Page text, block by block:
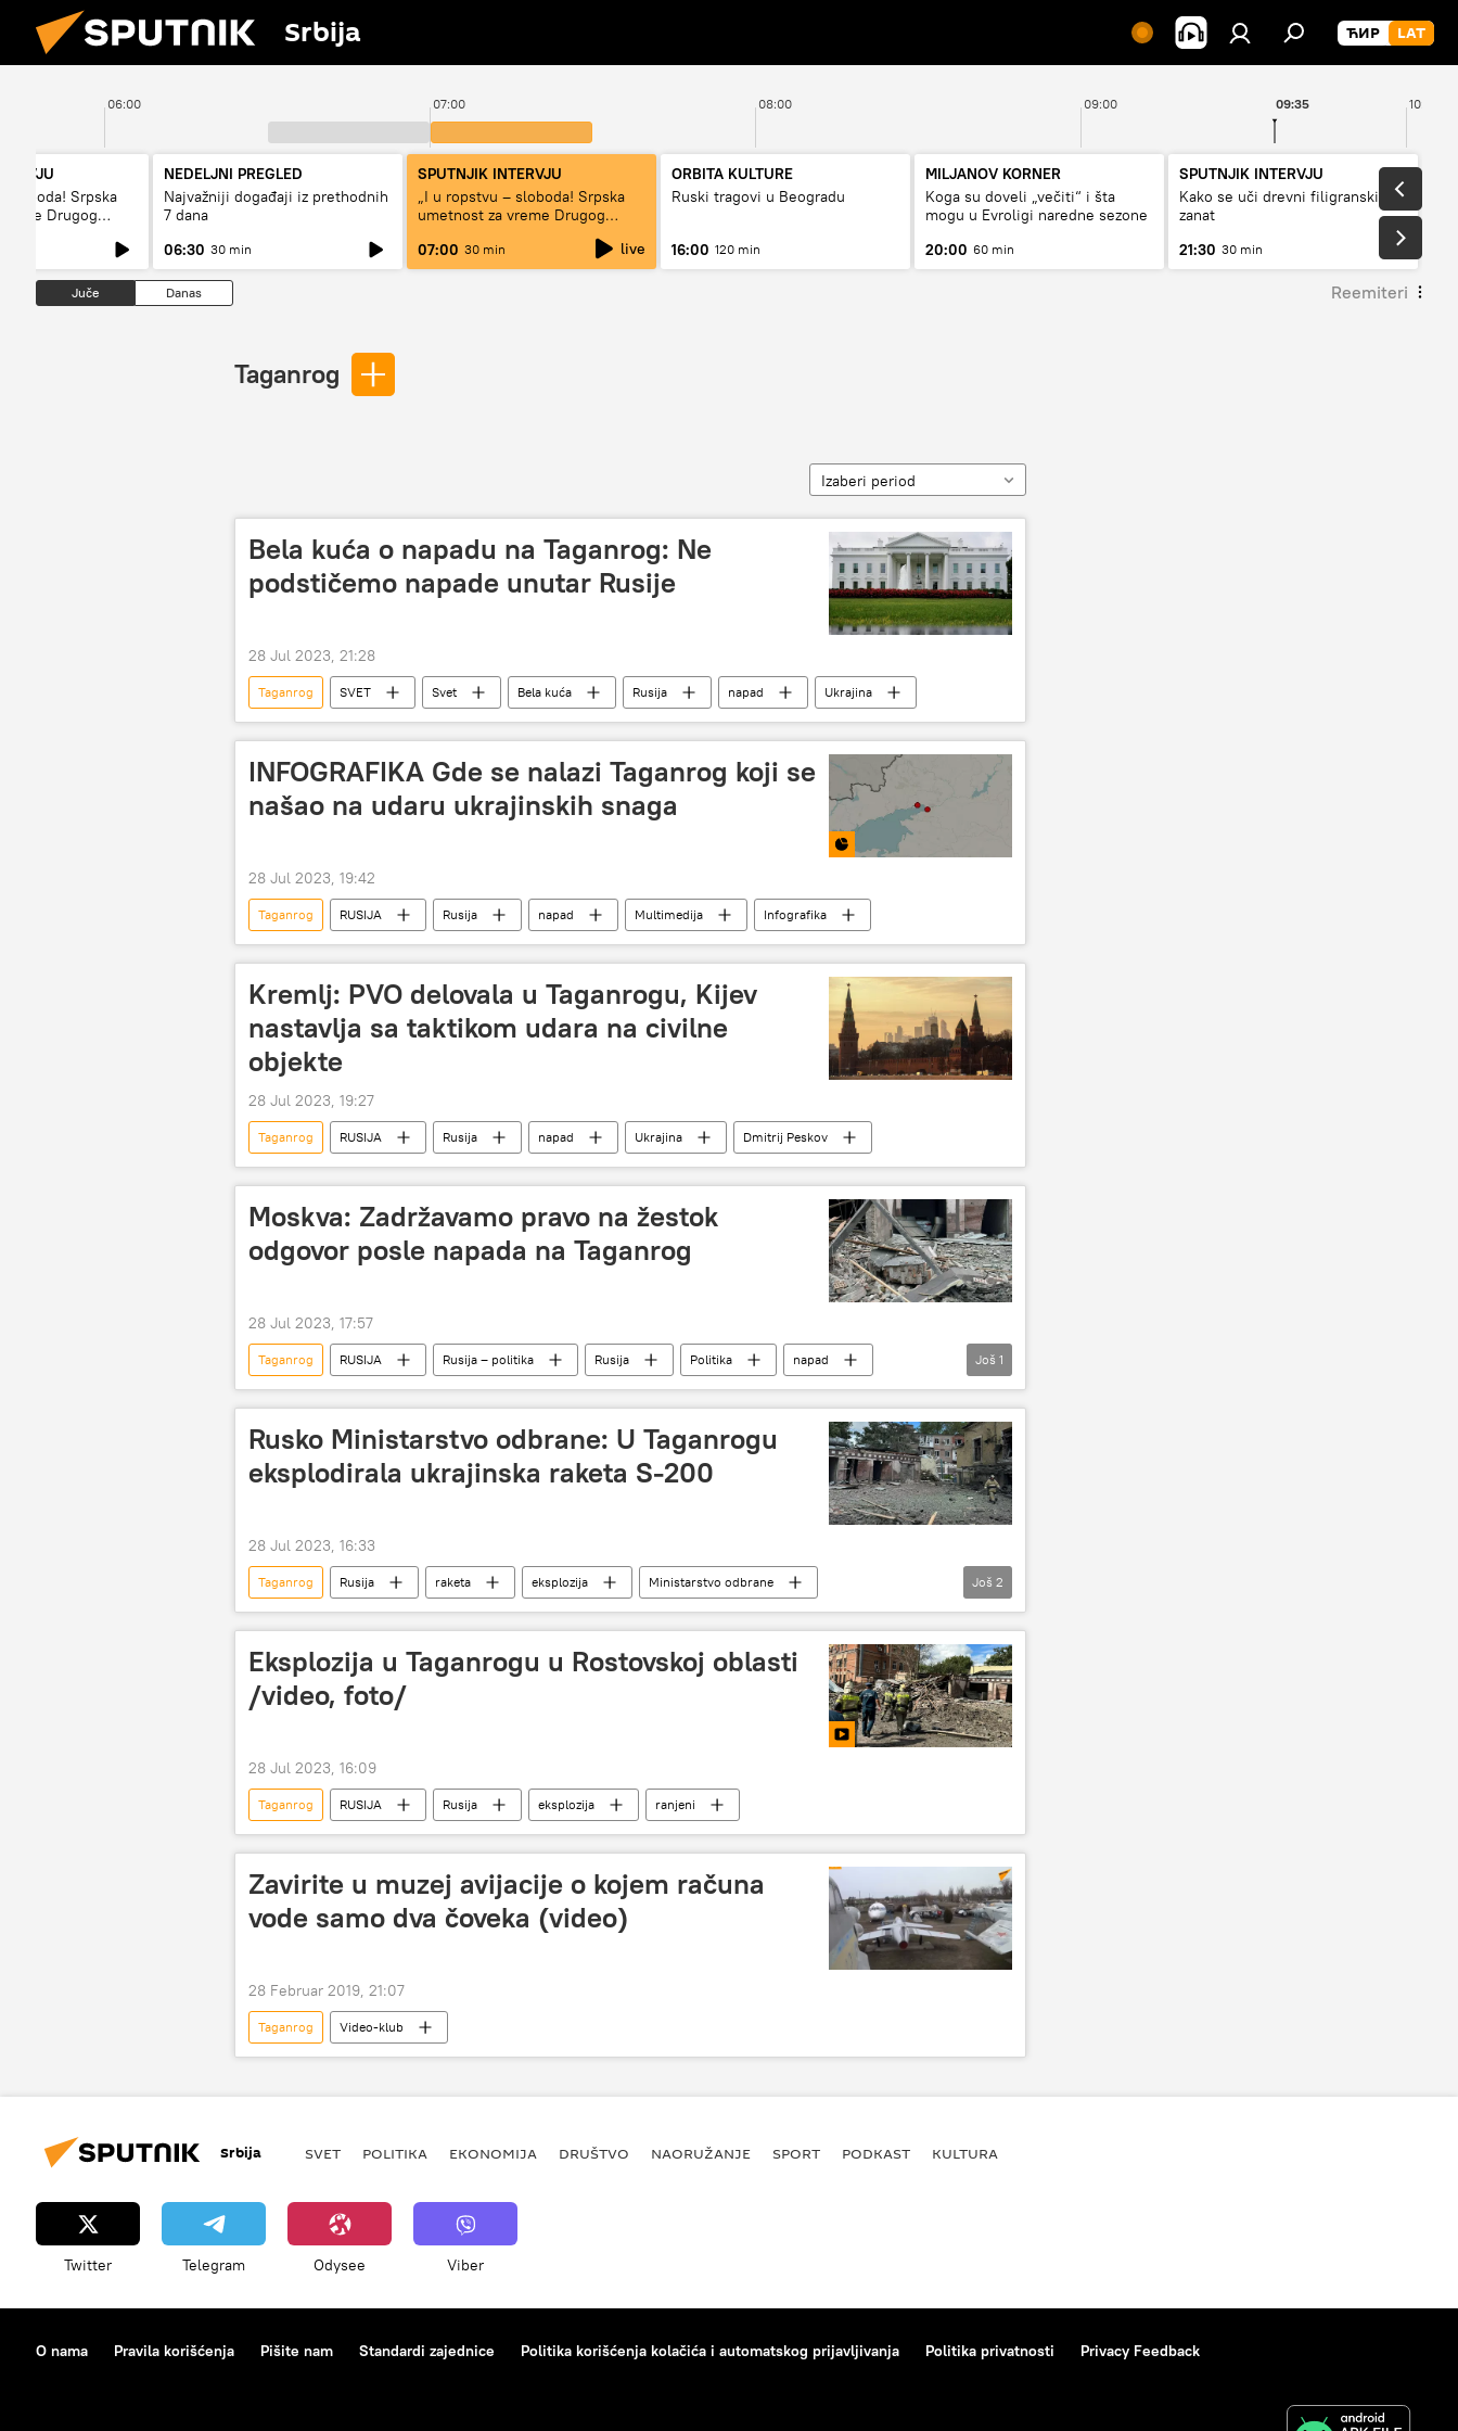
Srbija
06:00 07:00 08:00 09:00 10:00
09:35
sloboda! Srpska
Drugog
NEDELJNI PREGLED
Najvažniji događaji iz prethodnih
7 dana
06:30 30 min
SPUTNJIK INTERVJU
„I u ropstvu – sloboda! Srpska
umetnost za vreme Drugog
07:00 30 min live
ORBITA KULTURE
Ruski tragovi u Beogradu
16:00 120 min
MILJANOV KORNER
Koga su doveli „večiti“ i šta
mogu u Evroligi naredne sezone
20:00 60 min
SPUTNJIK INTERVJU
Kako se uči drevni filigranski
zanat
21:30 30 min
Juče Danas Reemiteri
Taganrog
Izaberi period
Bela kuća o napadu na Taganrog: Ne
podstičemo napade unutar Rusije
28 Jul 2023, 21:28
Taganrog SVET Svet Bela kuća Rusija napad Ukrajina
INFOGRAFIKA Gde se nalazi Taganrog koji se
našao na udaru ukrajinskih snaga
28 Jul 2023, 19:42
Taganrog RUSIJA Rusija napad Multimedija Infografika
Kremlj: PVO delovala u Taganrogu, Kijev
nastavlja sa taktikom udara na civilne
objekte
28 Jul 2023, 19:27
Taganrog RUSIJA Rusija napad Ukrajina Dmitrij Peskov
Moskva: Zadržavamo pravo na žestok
odgovor posle napada na Taganrog
28 Jul 2023, 17:57
Taganrog RUSIJA Rusija – politika Rusija Politika
napad
odgovor
Još 1
Rusko Ministarstvo odbrane: U Taganrogu
eksplodirala ukrajinska raketa S-200
28 Jul 2023, 16:33
Taganrog Rusija raketa eksplozija
Ministarstvo odbrane
Specijalna operacija u Ukrajini
Specijalna vojna operacija u Ukrajini – vesti
Još 2
Eksplozija u Taganrogu u Rostovskoj oblasti
/video, foto/
28 Jul 2023, 16:09
Taganrog RUSIJA Rusija eksplozija ranjeni
Zavirite u muzej avijacije o kojem računa
vode samo dva čoveka (video)
28 Februar 2019, 21:07
Taganrog Video-klub
Srbija SVET POLITIKA EKONOMIJA DRUŠTVO NAORUŽANJE SPORT PODKAST KULTURA
Twitter Telegram Odysee Viber
O nama Pravila korišćenja Pišite nam Standardi zajednice Politika korišćenja kolačića i automatskog prijavljivanja Politika privatnosti Privacy Feedback